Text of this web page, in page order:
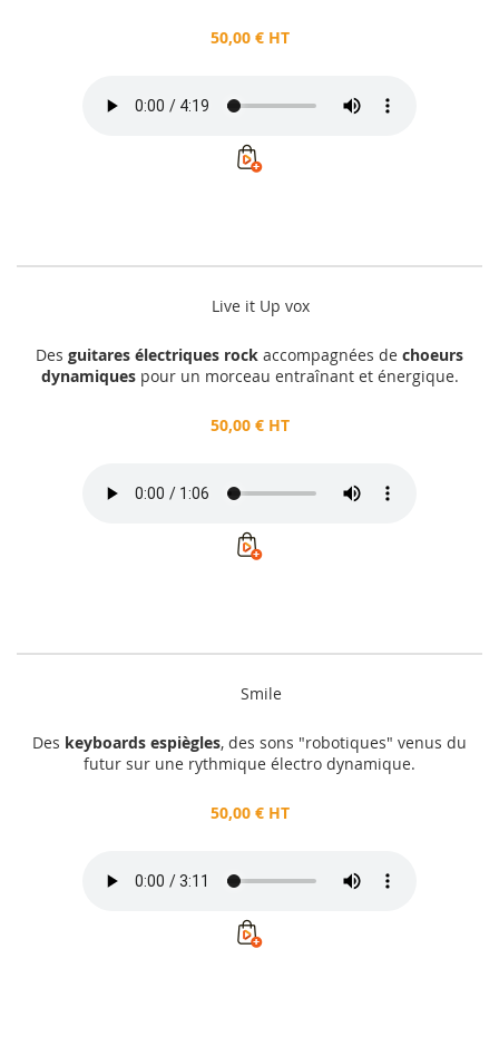
50,00 € HT
Live it Up vox
Des guitares électriques rock accompagnées de choeurs
dynamiquespour un morceau entraînant et énergique.
50,00 € HT
Smile
Des keyboards espiègles, des sons "robotiques" venus du
futur sur une rythmique électro dynamique.
50,00 € HT